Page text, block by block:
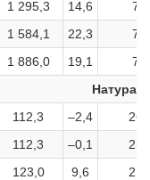
1 295,3 14,6
7,4
1 584,1 22,3
7,3
1 886,0 19,1
7,4
112,3 –2,4
112,3 –0,1
123,0 9,6